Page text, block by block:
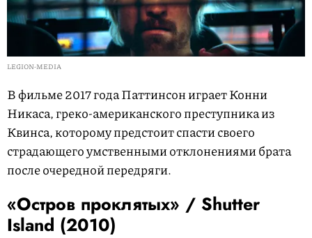
LEGION-MEDIA
В фильме 2017 года Паттинсон играет Конни
Никаса, греко-американского преступника из
Квинса, которому предстоит спасти своего
страдающего умственными отклонениями брата
после очередной передряги.
«Остров проклятых» / Shutter
Island (2010)